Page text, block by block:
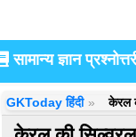
सामान्य ज्ञान
GKToday हिंदी केरल